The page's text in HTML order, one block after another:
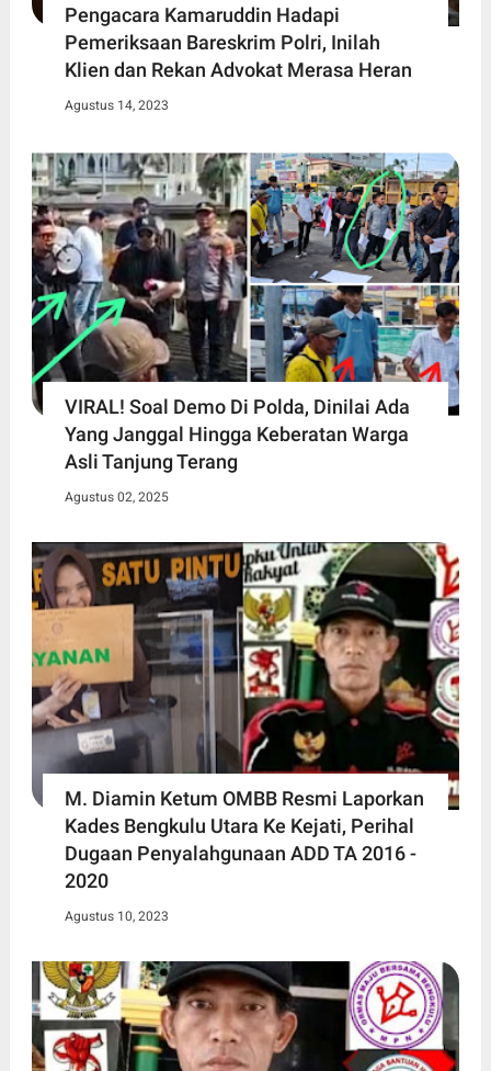
Pengacara Kamaruddin Hadapi
Pemeriksaan Bareskrim Polri, Inilah
Klien dan Rekan Advokat Merasa Heran
Agustus 14, 2023
VIRAL! Soal Demo Di Polda, Dinilai Ada
Yang Janggal Hingga Keberatan Warga
Asli Tanjung Terang
Agustus 02, 2025
M. Diamin Ketum OMBB Resmi Laporkan
Kades Bengkulu Utara Ke Kejati, Perihal
Dugaan Penyalahgunaan ADD TA 2016 -
2020
Agustus 10, 2023